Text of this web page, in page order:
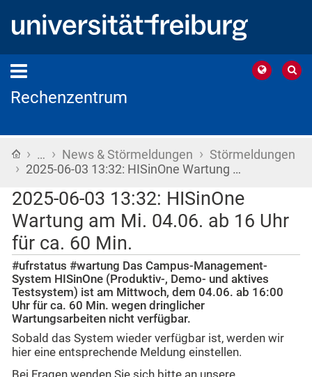
Rechenzentrum
Startseite
› … › News & Störmeldungen › Störmeldungen
› 2025-06-03 13:32: HISinOne Wartung …
2025-06-03 13:32: HISinOne
Wartung am Mi. 04.06. ab 16 Uhr
für ca. 60 Min.
#ufrstatus #wartung Das Campus-Management-
System HISinOne (Produktiv-, Demo- und aktives
Testsystem) ist am Mittwoch, dem 04.06. ab 16:00
Uhr für ca. 60 Min. wegen dringlicher
Wartungsarbeiten nicht verfügbar.
Sobald das System wieder verfügbar ist, werden wir
hier eine entsprechende Meldung einstellen.